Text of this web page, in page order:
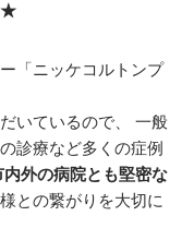
★
「ニッケコルトンプ
いているので、 一般
診療など多くの症例
内外の病院とも堅密な
との繋がりを大切に